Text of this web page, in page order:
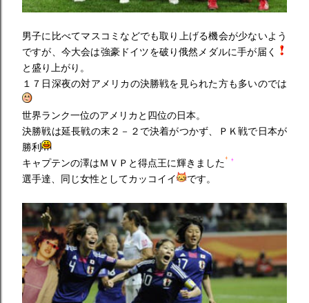
男子に比べてマスコミなどでも取り上げる機会が少ないよう
ですが、今大会は強豪ドイツを破り俄然メダルに手が届く
と盛り上がり。
１７日深夜の対アメリカの決勝戦を見られた方も多いのでは
世界ランク一位のアメリカと四位の日本。
決勝戦は延長戦の末２－２で決着がつかず、ＰＫ戦で日本が
勝利
キャプテンの澤はＭＶＰと得点王に輝きました
選手達、同じ女性としてカッコイイ
です。